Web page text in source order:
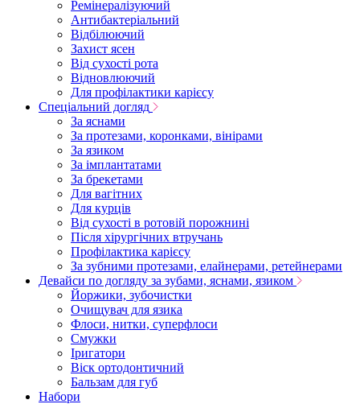
Ремінералізуючий
Антибактеріальний
Відбілюючий
Захист ясен
Від сухості рота
Відновлюючий
Для профілактики карієсу
Спеціальний догляд
За яснами
За протезами, коронками, вінірами
За язиком
За імплантатами
За брекетами
Для вагітних
Для курців
Від сухості в ротовій порожнині
Після хірургічних втручань
Профілактика карієсу
За зубними протезами, елайнерами, ретейнерами
Девайси по догляду за зубами, яснами, язиком
Йоржики, зубочистки
Очищувач для язика
Флоси, нитки, суперфлоси
Смужки
Іригатори
Віск ортодонтичний
Бальзам для губ
Набори